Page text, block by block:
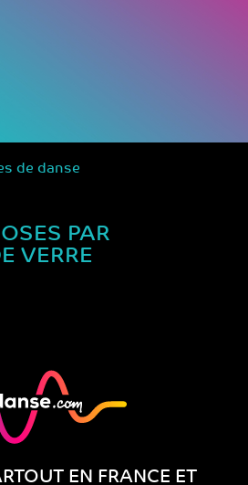
de danse
PAR
VERRE
EN FRANCE ET